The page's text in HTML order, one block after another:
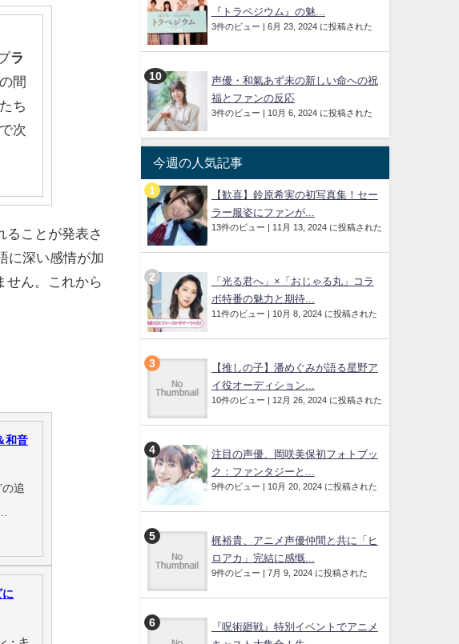
ラ
間
ち
次
ることが発表さ
に深い感情が加
せん。これから
和音
追
『トラペジウム』の魅...
3件のビュー | 6月 23, 2024 に投稿された
声優・和氣あず未の新しい命への祝
福とファンの反応
3件のビュー | 10月 6, 2024 に投稿された
今週の人気記事
【歓喜】鈴原希実の初写真集！セー
ラー服姿にファンが...
13件のビュー | 11月 13, 2024 に投稿された
「光る君へ」×「おじゃる丸」コラ
ボ特番の魅力と期待...
11件のビュー | 10月 8, 2024 に投稿された
【推しの子】潘めぐみが語る星野ア
イ役オーディション...
10件のビュー | 12月 26, 2024 に投稿された
注目の声優、岡咲美保初フォトブッ
ク：ファンタジーと...
9件のビュー | 10月 20, 2024 に投稿された
梶裕貴、アニメ声優仲間と共に「ヒ
ロアカ」完結に感慨...
9件のビュー | 7月 9, 2024 に投稿された
『呪術廻戦』特別イベントでアニメ